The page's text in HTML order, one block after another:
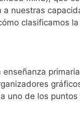
nuestras
clasificamos
uno de los